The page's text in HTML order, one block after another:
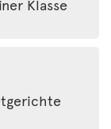
Klasse